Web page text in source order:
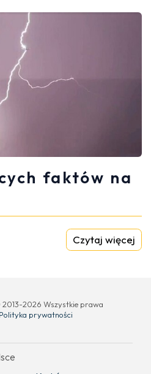
faktów na
Czytaj więcej
2026 Wszystkie prawa
Polityka prywatności